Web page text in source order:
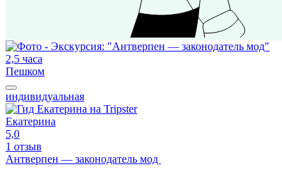
2,5 часа
Пешком
индивидуальная
Екатерина
5,0
1 отзыв
Антверпен — законодатель мод